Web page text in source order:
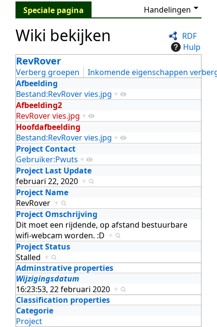
Speciale pagina Handelingen
RDF
Hulp
Wiki bekijken
RevRover
Verberg groepen
Inkomende eigenschappen
Afbeelding
Bestand:RevRover vies.jpg +
Afbeelding2
RevRover vies.jpg +
Hoofdafbeelding
Bestand:RevRover vies.jpg +
Project Contact
Gebruiker:Pwuts +
Project Last Update
februari 22, 2020 +
Project Name
RevRover +
Project Omschrijving
Dit moet een rijdende, op afstand bestuurbare
wifi-webcam worden. :D +
Project Status
Stalled +
Adminstrative properties
Wijzigingsdatum
16:23:53, 22 februari 2020 +
Classification properties
Categorie
Project